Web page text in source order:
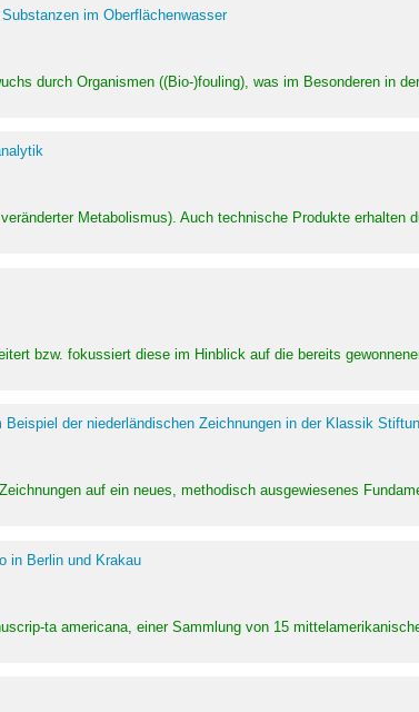
im Oberflächenwasser
durch Organismen ((Bio-)fouling), was im Besonderen in
Metabolismus). Auch technische Produkte erhalten
bzw. fokussiert diese im Hinblick auf die bereits
der niederländischen Zeichnungen in der Klassik
auf ein neues, methodisch ausgewiesenes
in Berlin und Krakau
ta americana, einer Sammlung von 15